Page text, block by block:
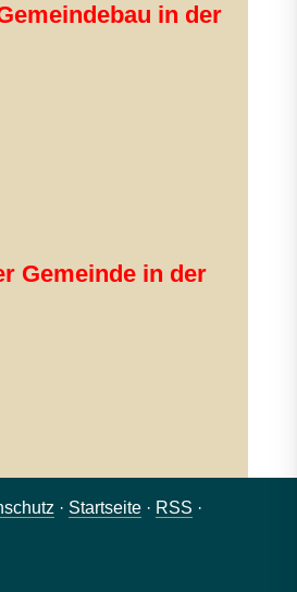
in der
Gemeinde in der
· Startseite· RSS ·